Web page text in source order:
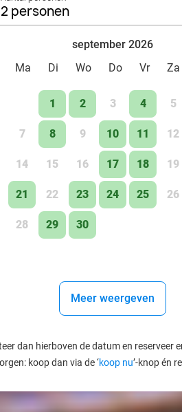
2 personen
september 2026
Ma
Di Wo Do Vr Za
1 2 3 4 5
7 8 9 10 11 12
14 15 16 17 18 19
21 22 23 24 25 26
28 29 30
Meer weergeven
dan hierboven de datum en reserveer
koop dan via de ‘koop nu’-knop én